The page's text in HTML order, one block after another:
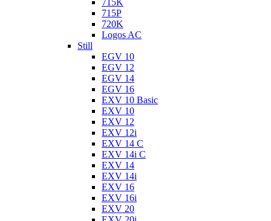
715P
720K
Logos AC
Still
EGV 10
EGV 12
EGV 14
EGV 16
EXV 10 Basic
EXV 10
EXV 12
EXV 12i
EXV 14 C
EXV 14i C
EXV 14
EXV 14i
EXV 16
EXV 16i
EXV 20